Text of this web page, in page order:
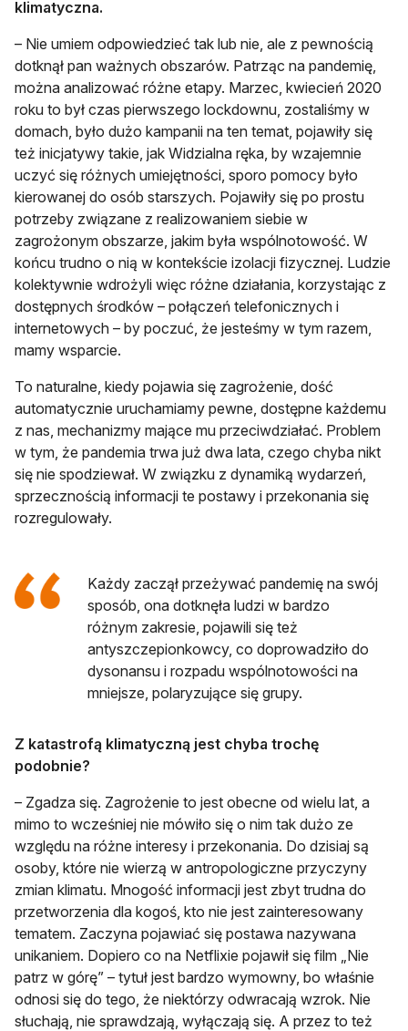
klimatyczna.
– Nie umiem odpowiedzieć tak lub nie, ale z pewnością
dotknął pan ważnych obszarów. Patrząc na pandemię,
można analizować różne etapy. Marzec, kwiecień 2020
roku to był czas pierwszego lockdownu, zostaliśmy w
domach, było dużo kampanii na ten temat, pojawiły się
też inicjatywy takie, jak Widzialna ręka, by wzajemnie
uczyć się różnych umiejętności, sporo pomocy było
kierowanej do osób starszych. Pojawiły się po prostu
potrzeby związane z realizowaniem siebie w
zagrożonym obszarze, jakim była wspólnotowość. W
końcu trudno o nią w kontekście izolacji fizycznej. Ludzie
kolektywnie wdrożyli więc różne działania, korzystając z
dostępnych środków – połączeń telefonicznych i
internetowych – by poczuć, że jesteśmy w tym razem,
mamy wsparcie.
To naturalne, kiedy pojawia się zagrożenie, dość
automatycznie uruchamiamy pewne, dostępne każdemu
z nas, mechanizmy mające mu przeciwdziałać. Problem
w tym, że pandemia trwa już dwa lata, czego chyba nikt
się nie spodziewał. W związku z dynamiką wydarzeń,
sprzecznością informacji te postawy i przekonania się
rozregulowały.
Każdy zaczął przeżywać pandemię na swój
sposób, ona dotknęła ludzi w bardzo
różnym zakresie, pojawili się też
antyszczepionkowcy, co doprowadziło do
dysonansu i rozpadu wspólnotowości na
mniejsze, polaryzujące się grupy.
Z katastrofą klimatyczną jest chyba trochę
podobnie?
– Zgadza się. Zagrożenie to jest obecne od wielu lat, a
mimo to wcześniej nie mówiło się o nim tak dużo ze
względu na różne interesy i przekonania. Do dzisiaj są
osoby, które nie wierzą w antropologiczne przyczyny
zmian klimatu. Mnogość informacji jest zbyt trudna do
przetworzenia dla kogoś, kto nie jest zainteresowany
tematem. Zaczyna pojawiać się postawa nazywana
unikaniem. Dopiero co na Netflixie pojawił się film „Nie
patrz w górę” – tytuł jest bardzo wymowny, bo właśnie
odnosi się do tego, że niektórzy odwracają wzrok. Nie
słuchają, nie sprawdzają, wyłączają się. A przez to też